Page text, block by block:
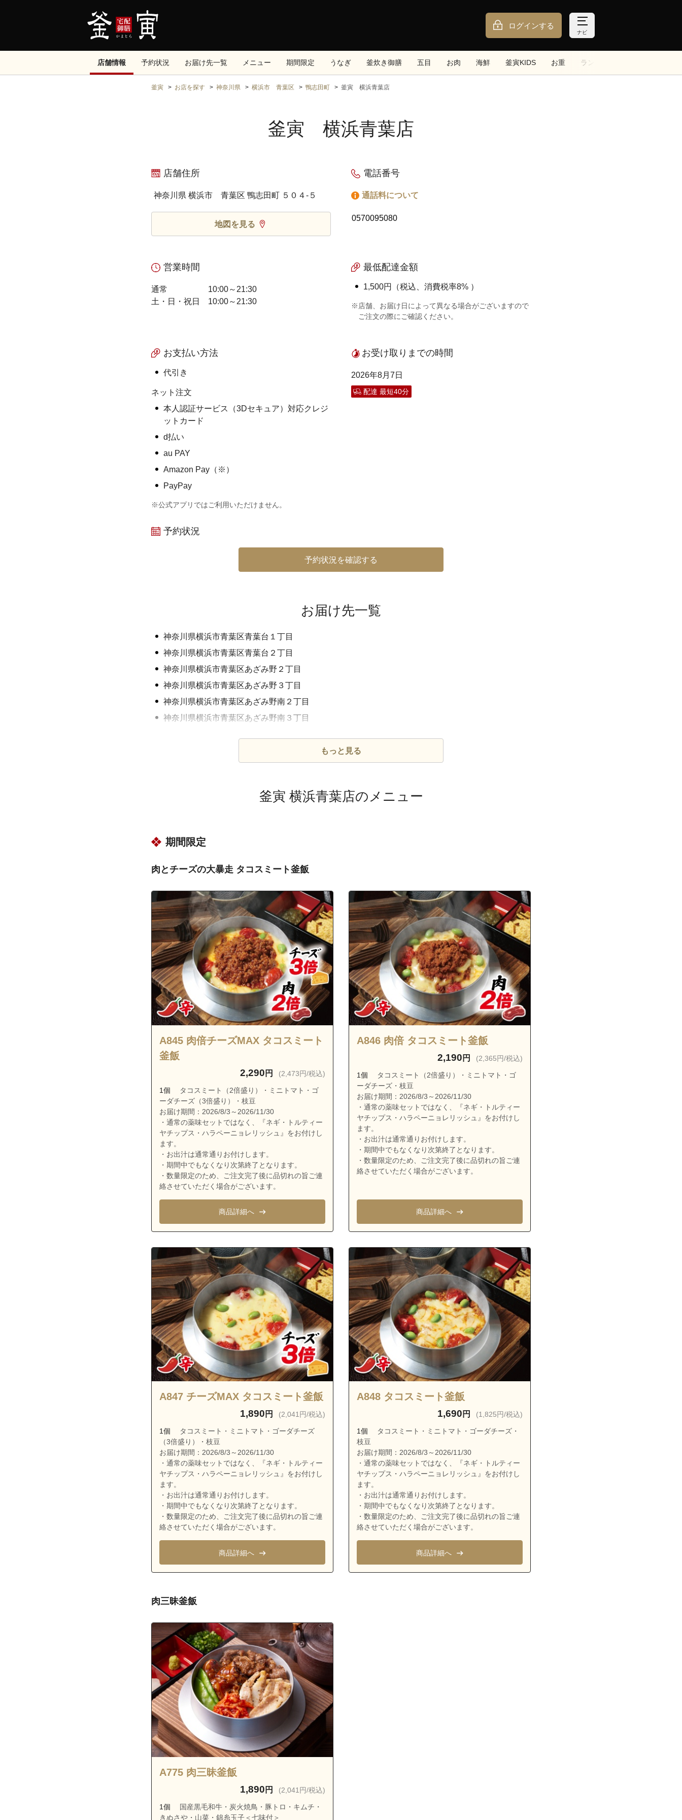
ログインする
ナビ
店舗情報 予約状況 お届け先一覧 メニュー 期間限定 うなぎ 釜炊き御膳 五目 お肉 海鮮 釜寅KIDS お重 ランチ
釜寅 お店を探す 神奈川県 横浜市 青葉区 鴨志田町 釜寅 横浜青葉店
釜寅 横浜青葉店
店舗住所
神奈川県 横浜市 青葉区 鴨志田町 ５０４‐５
地図を見る
電話番号
通話料について
0570095080
営業時間
通常
10:00～21:30
土・日・祝日
10:00～21:30
最低配達金額
1,500円（税込、消費税率8% ）
※店舗、お届け日によって異なる場合がございますので
ご注文の際にご確認ください。
お支払い方法
代引き
ネット注文
本人認証サービス（3Dセキュア）対応クレジ
ットカード
d払い
au PAY
Amazon Pay（※）
PayPay
※公式アプリではご利用いただけません。
お受け取りまでの時間
2026年8月7日
配達 最短40分
予約状況
予約状況を確認する
お届け先一覧
神奈川県横浜市青葉区青葉台１丁目
神奈川県横浜市青葉区青葉台２丁目
神奈川県横浜市青葉区あざみ野２丁目
神奈川県横浜市青葉区あざみ野３丁目
神奈川県横浜市青葉区あざみ野南２丁目
神奈川県横浜市青葉区あざみ野南３丁目
神奈川県横浜市青葉区荏田北１丁目
神奈川県横浜市青葉区荏田西１丁目
神奈川県横浜市青葉区荏田西２丁目
神奈川県横浜市青葉区荏田西４丁目
神奈川県横浜市青葉区荏田西５丁目
神奈川県横浜市青葉区榎が丘
神奈川県横浜市青葉区大場町
神奈川県横浜市青葉区柿の木台
神奈川県横浜市青葉区桂台１丁目
神奈川県横浜市青葉区桂台２丁目
神奈川県横浜市青葉区上谷本町
神奈川県横浜市青葉区鴨志田町
神奈川県横浜市青葉区鉄町
神奈川県横浜市青葉区黒須田
神奈川県横浜市青葉区桜台
神奈川県横浜市青葉区寺家町
神奈川県横浜市青葉区下谷本町
神奈川県横浜市青葉区すすき野１丁目
神奈川県横浜市青葉区すすき野２丁目
神奈川県横浜市青葉区すすき野３丁目
神奈川県横浜市青葉区すみよし台
神奈川県横浜市青葉区たちばな台１丁目
神奈川県横浜市青葉区成合町
神奈川県横浜市青葉区藤が丘１丁目
神奈川県横浜市青葉区藤が丘２丁目
神奈川県横浜市青葉区松風台
神奈川県横浜市青葉区みすずが丘
神奈川県横浜市青葉区みたけ台
神奈川県横浜市青葉区もえぎ野
神奈川県横浜市青葉区もみの木台
神奈川県横浜市青葉区若草台
神奈川県川崎市麻生区虹ケ丘１丁目
神奈川県川崎市麻生区虹ケ丘２丁目
神奈川県川崎市麻生区虹ケ丘３丁目
神奈川県川崎市麻生区早野
もっと見る
釜寅 横浜青葉店のメニュー
期間限定
肉とチーズの大暴走 タコスミート釜飯
A845 肉倍チーズMAX タコスミート
釜飯
2,290 円 (2,473円/税込)
1個
タコスミート（2倍盛り）・ミニトマト・ゴ
ーダチーズ（3倍盛り）・枝豆
お届け期間：2026/8/3～2026/11/30
・通常の薬味セットではなく、『ネギ・トルティー
ヤチップス・ハラペーニョレリッシュ』をお付けし
ます。
・お出汁は通常通りお付けします。
・期間中でもなくなり次第終了となります。
・数量限定のため、ご注文完了後に品切れの旨ご連
絡させていただく場合がございます。
商品詳細へ
A846 肉倍 タコスミート釜飯
2,190 円 (2,365円/税込)
1個
タコスミート（2倍盛り）・ミニトマト・ゴ
ーダチーズ・枝豆
お届け期間：2026/8/3～2026/11/30
・通常の薬味セットではなく、『ネギ・トルティー
ヤチップス・ハラペーニョレリッシュ』をお付けし
ます。
・お出汁は通常通りお付けします。
・期間中でもなくなり次第終了となります。
・数量限定のため、ご注文完了後に品切れの旨ご連
絡させていただく場合がございます。
商品詳細へ
A847 チーズMAX タコスミート釜飯
1,890 円 (2,041円/税込)
1個
タコスミート・ミニトマト・ゴーダチーズ
（3倍盛り）・枝豆
お届け期間：2026/8/3～2026/11/30
・通常の薬味セットではなく、『ネギ・トルティー
ヤチップス・ハラペーニョレリッシュ』をお付けし
ます。
・お出汁は通常通りお付けします。
・期間中でもなくなり次第終了となります。
・数量限定のため、ご注文完了後に品切れの旨ご連
絡させていただく場合がございます。
商品詳細へ
A848 タコスミート釜飯
1,690 円 (1,825円/税込)
1個
タコスミート・ミニトマト・ゴーダチーズ・
枝豆
お届け期間：2026/8/3～2026/11/30
・通常の薬味セットではなく、『ネギ・トルティー
ヤチップス・ハラペーニョレリッシュ』をお付けし
ます。
・お出汁は通常通りお付けします。
・期間中でもなくなり次第終了となります。
・数量限定のため、ご注文完了後に品切れの旨ご連
絡させていただく場合がございます。
商品詳細へ
肉三昧釜飯
A775 肉三昧釜飯
1,890 円 (2,041円/税込)
1個
国産黒毛和牛・炭火焼鳥・豚トロ・キムチ・
きぬさや・山菜・錦糸玉子＜七味付＞